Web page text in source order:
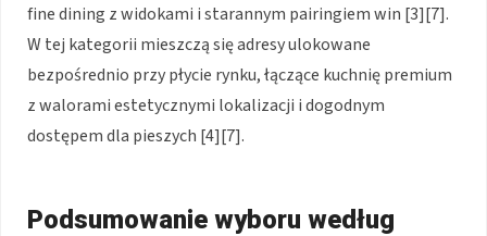
fine dining z widokami i starannym pairingiem win [3][7].
W tej kategorii mieszczą się adresy ulokowane
bezpośrednio przy płycie rynku, łączące kuchnię premium
z walorami estetycznymi lokalizacji i dogodnym
dostępem dla pieszych [4][7].
Podsumowanie wyboru według